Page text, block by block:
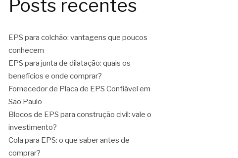
Posts recentes
EPS para colchão: vantagens que poucos
conhecem
EPS para junta de dilatação: quais os
benefícios e onde comprar?
Fornecedor de Placa de EPS Confiável em
São Paulo
Blocos de EPS para construção civil: vale o
investimento?
Cola para EPS: o que saber antes de
comprar?